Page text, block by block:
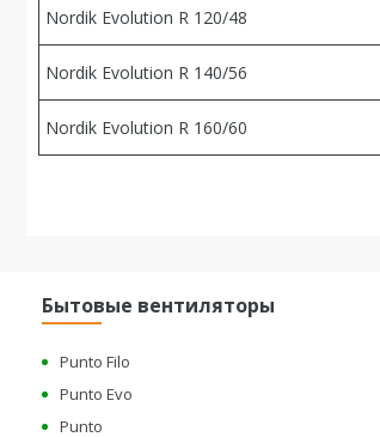
Nordik Evolution R 120/48
Nordik Evolution R 140/56
Nordik Evolution R 160/60
Бытовые вентиляторы
Punto Filo
Punto Evo
Punto